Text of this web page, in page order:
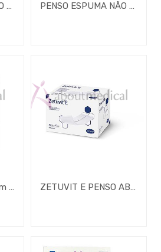
PENSO ESPUMA NÃO ADERENTE AQUACEL FOAM (cópia) PENSO ESPUMA NÃO ADERENTE AQUACEL AG FOAM (cópia)
Penso Hidrofibra Com Prata Aquacel Ag + Extra ZETUVIT E PENSO ABSORVENTE